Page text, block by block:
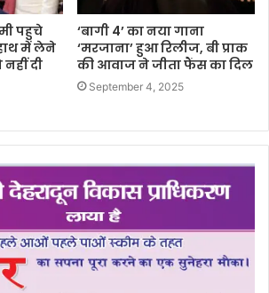
पहुचे
में लेने
दी
‘बागी 4’ का नया गाना
‘मरजाना’ हुआ रिलीज, बी प्राक
की आवाज ने जीता फैंस का दिल
September 4, 2025